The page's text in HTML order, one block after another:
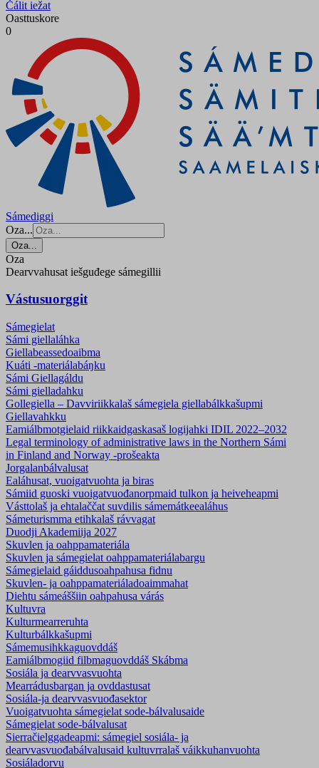
Čálit iežat
Oasttuskore
0
Sámediggi
Oza...
Oza...
Oza
Dearvvahusat iešguđege sámegillii
Vástusuorggit
Sámegielat
Sámi giellaláhka
Giellabeassedoaibma
Kuáti -materiálabáŋku
Sámi Giellagáldu
Sámi gielladahku
Gollegiella – Davviriikkalaš sámegiela giellabálkkašupmi
Giellavahkku
Eamiálbmotgielaid riikkaidgaskasaš logijahki IDIL 2022–2032
Legal terminology of administrative laws in the Northern Sámi
in Finland and Norway -prošeakta
Jorgalanbálvalusat
Ealáhusat, vuoigatvuohta ja biras
Sámiid guoski vuoigatvuođanorpmaid tulkon ja heiveheapmi
Vásttolaš ja ehtalaččat suvdilis sámemátkeealáhus
Sámeturismma etihkalaš rávvagat
Duodji Akademiija 2027
Skuvlen ja oahppamateriála
Skuvlen ja sámegielat oahppamateriálabargu
Sámegielaid gáiddusoahpahusa fidnu
Skuvlen- ja oahppamateriála­doaimmahat
Diehtu sámeáššiin oahpahusa várás
Kultuvra
Kulturmearreruhta
Kulturbálkkašupmi
Sámemusihkkaguovddáš
Eamiálbmogiid filbmaguovddáš Skábma
Sosiála ja dearvvasvuohta
Mearrádusbargan ja ovddastusat
Sosiála-ja dearvvasvuođasektor
Vuoigatvuohta sámegielat sode-bálvalusaide
Sámegielat sode-bálvalusat
Sierračielggadeapmi: sámegiel sosiála- ja
dearvvasvuođabálvalusaid kultuvrralaš váikkuhanvuohta
Sosiáladorvu